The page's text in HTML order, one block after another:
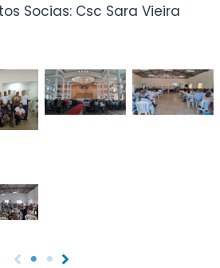
Socias: Csc Sara Vieira
Sem
legenda
Sem
legenda